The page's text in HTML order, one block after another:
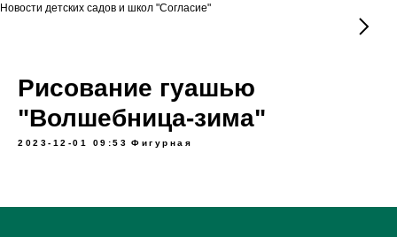
Новости детских садов и школ "Согласие"
Рисование гуашью
"Волшебница-зима"
2023-12-01 09:53 Фигурная